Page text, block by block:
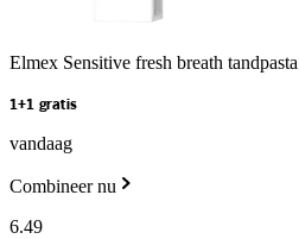
Elmex Sensitive fresh breath tandpasta
1+1 gratis
vandaag
Combineer nu
6.49